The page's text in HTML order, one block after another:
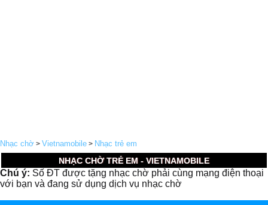
Nhạc chờ > Vietnamobile > Nhạc trẻ em
NHẠC CHỜ TRẺ EM - VIETNAMOBILE
Chú ý: Số ĐT được tặng nhạc chờ phải cùng mạng điện thoại
với bạn và đang sử dụng dịch vụ nhạc chờ